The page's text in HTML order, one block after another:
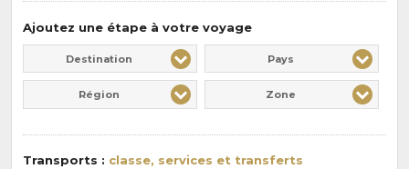
Ajoutez une étape à votre voyage
Destination Pays
Région Zone
Transports : classe, services et transferts